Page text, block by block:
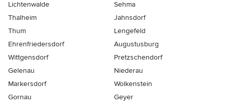
Lichtenwalde
Sehma
Thalheim
Jahnsdorf
Thum
Lengefeld
Ehrenfriedersdorf
Augustusburg
Wittgensdorf
Pretzschendorf
Gelenau
Niederau
Markersdorf
Wolkenstein
Gornau
Geyer